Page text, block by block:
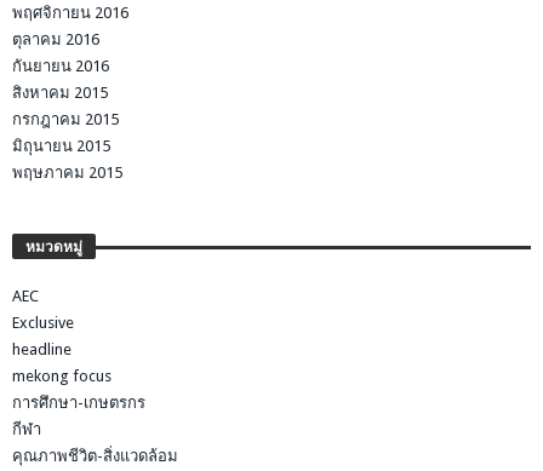
พฤศจิกายน 2016
ตุลาคม 2016
กันยายน 2016
สิงหาคม 2015
กรกฎาคม 2015
มิถุนายน 2015
พฤษภาคม 2015
หมวดหมู่
AEC
Exclusive
headline
mekong focus
การศึกษา-เกษตรกร
กีฬา
คุณภาพชีวิต-สิ่งแวดล้อม